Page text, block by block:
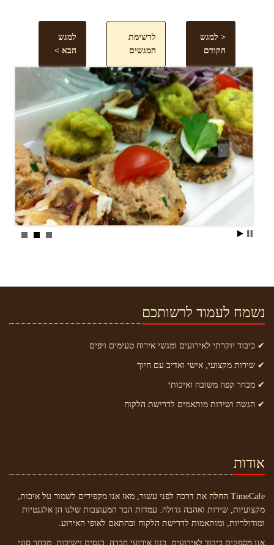
< למגש
הקודם
לרשימת
המגשים
למגש
הבא >
נשמח לעמוד לרשותכם
✔ כיבוד יוקרתי לאירועים ומגשי אירוח טעימים ויפים
✔ שירות מקצועי, אישי ואדיב עם חיוך
✔ מבחר קפה משובח ואיכותי
✔ הגשה ושירות מותאמים לדרישת הלקוח
אודות
TimeCafe החלה את דרכה לפני עשור, מאז אנו מקפידים לשמור על איכות,
מקצועיות, שירות ואהבה גדולה. עמדות הבר המעוצבות שלנו הן אלגנטיות
ומודולריות, ומותאמות לדרישת הלקוח ובהתאם לאופי האירוע.
אנו מספקים כיבוד לאירועים, כגון אירועי חברה, כנסים וישיבות, מבחר סוגי